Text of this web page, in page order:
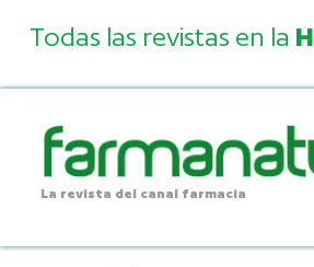
Todas las revistas en la
La revista del canal farmacia